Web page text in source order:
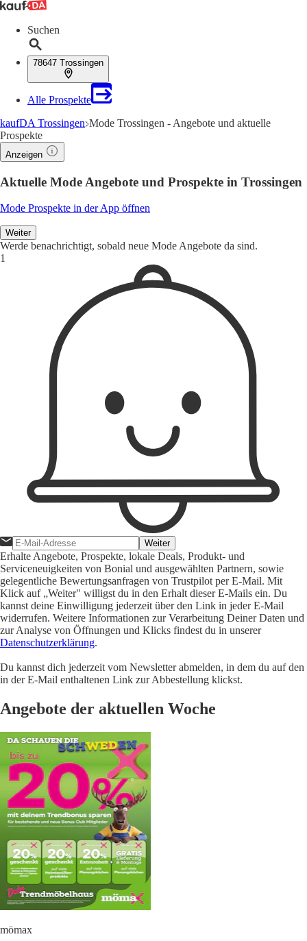
Suchen
78647 Trossingen
Alle Prospekte
kaufDA Trossingen Mode Trossingen - Angebote und aktuelle
Prospekte
Anzeigen
Aktuelle Mode Angebote und Prospekte in Trossingen
Mode Prospekte in der App öffnen
Weiter
Werde benachrichtigt, sobald neue Mode Angebote da sind.
Weiter
Erhalte Angebote, Prospekte, lokale Deals, Produkt- und
Serviceneuigkeiten von Bonial und ausgewählten Partnern, sowie
gelegentliche Bewertungsanfragen von Trustpilot per E-Mail. Mit
Klick auf „Weiter" willigst du in den Erhalt dieser E-Mails ein. Du
kannst deine Einwilligung jederzeit über den Link in jeder E-Mail
widerrufen. Weitere Informationen zur Verarbeitung Deiner Daten und
zur Analyse von Öffnungen und Klicks findest du in unserer
Datenschutzerklärung.
Du kannst dich jederzeit vom Newsletter abmelden, in dem du auf den
in der E-Mail enthaltenen Link zur Abbestellung klickst.
Angebote der aktuellen Woche
mömax